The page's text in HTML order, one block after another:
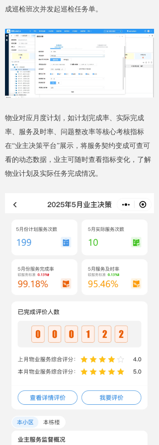
成巡检班次并发起巡检任务单。
物业对应月度计划，如计划完成率、实际完成
率、服务及时率、问题整改率等核心考核指标
在“业主决策平台”展示，将服务契约变成可查可
看的动态数据，业主可随时查看指标变化，了解
物业计划及实际任务完成情况。